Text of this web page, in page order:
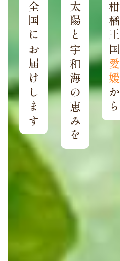
柑橘王国
愛媛
から
太陽と宇和海の恵みを
全国にお届けします